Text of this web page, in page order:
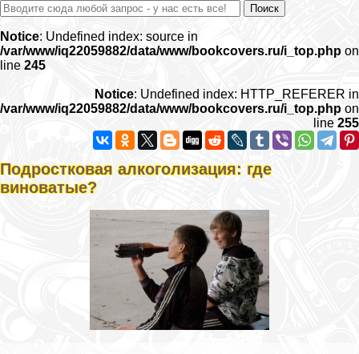
Notice: Undefined index: source in
/var/www/iq22059882/data/www/bookcovers.ru/i_top.php on
line 245
Notice: Undefined index: HTTP_REFERER in
/var/www/iq22059882/data/www/bookcovers.ru/i_top.php on
line 255
Подростковая алкоголизация: где
виноватые?